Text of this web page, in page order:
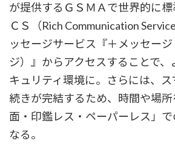
が提供するＧＳＭＡで世界的に
ＣＳ（Rich Communication
ッセージサービス『＋メッセー
ジ）』からアクセスすることで
キュリティ環境に。さらには、
続きが完結するため、時間や場
面・印鑑レス・ペーパーレス」
なる。